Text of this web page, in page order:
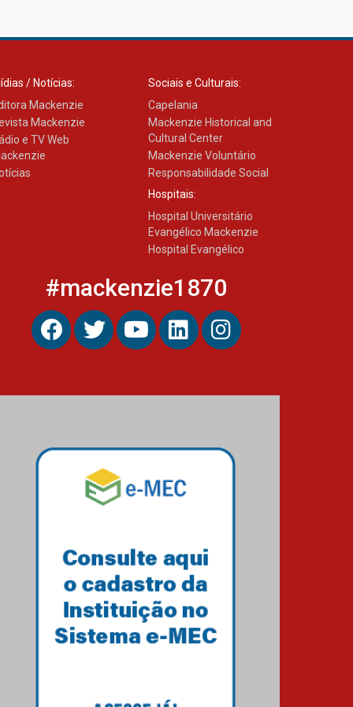
educação superior
/ Notícias:
Mackenzie
Mackenzie
e TV Web
Sociais e Culturais:
Capelania
Mackenzie Historical and
Cultural Center
Mackenzie Voluntário
Responsabilidade Social
Hospitais:
Hospital Universitário
Evangélico Mackenzie
Hospital Evangélico
#mackenzie1870